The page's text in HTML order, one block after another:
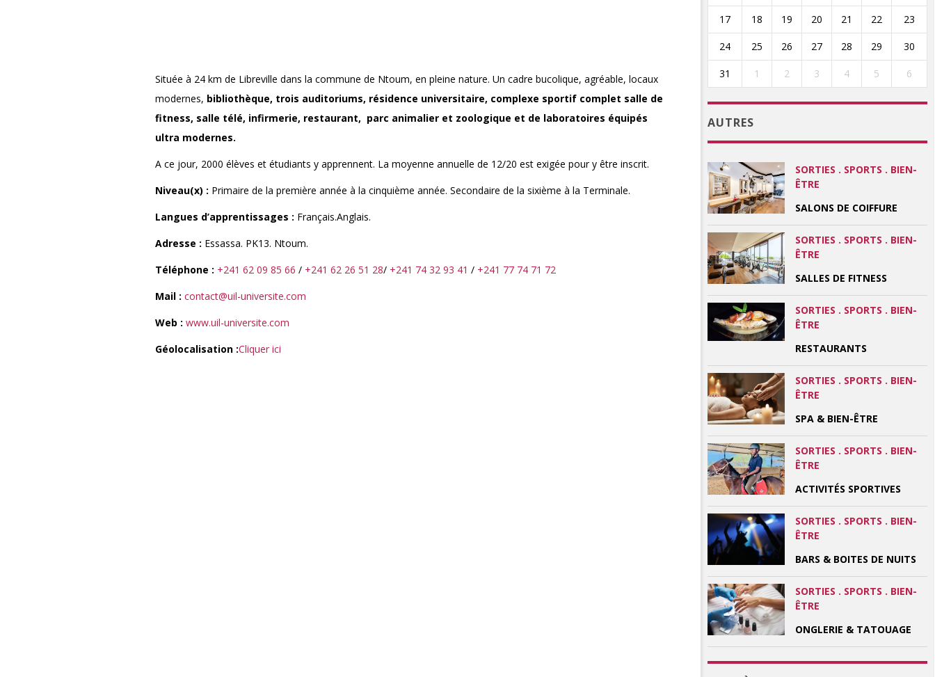
Située à 24 km de Libreville dans la commune de Ntoum, en pleine nature. Un cadre bucolique, agréable, locaux
modernes, bibliothèque, trois auditoriums, résidence universitaire, complexe sportif complet salle de
fitness, salle télé, infirmerie, restaurant, parc animalier et zoologique et de laboratoires équipés
ultra modernes.
A ce jour, 2000 élèves et étudiants y apprennent. La moyenne annuelle de 12/20 est exigée pour y être inscrit.
Niveau(x) : Primaire de la première année à la cinquième année. Secondaire de la sixième à la Terminale.
Langues d’apprentissages : Français.Anglais.
Adresse : Essassa. PK13. Ntoum.
Téléphone : +241 62 09 85 66 / +241 62 26 51 28/ +241 74 32 93 41 / +241 77 74 71 72
Mail :contact@uil-universite.com
Web :www.uil-universite.com
Géolocalisation :Cliquer ici
17 18 19 20 21 22 23
24 25 26 27 28 29 30
31 1 2 3 4 5 6
AUTRES
SORTIES . SPORTS . BIEN-
ÊTRE
SALONS DE COIFFURE
SORTIES . SPORTS . BIEN-
ÊTRE
SALLES DE FITNESS
SORTIES . SPORTS . BIEN-
ÊTRE
RESTAURANTS
SORTIES . SPORTS . BIEN-
ÊTRE
SPA & BIEN-ÊTRE
SORTIES . SPORTS . BIEN-
ÊTRE
ACTIVITÉS SPORTIVES
SORTIES . SPORTS . BIEN-
ÊTRE
BARS & BOITES DE NUITS
SORTIES . SPORTS . BIEN-
ÊTRE
ONGLERIE & TATOUAGE